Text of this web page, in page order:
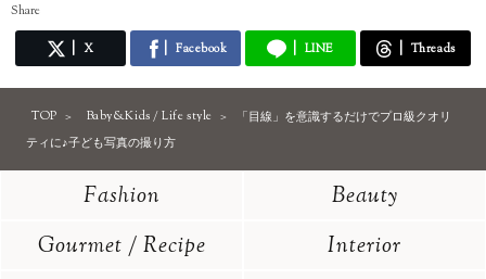
Share
X Facebook LINE Threads
TOP Baby&Kids / Life style
「目線」を意識するだけでプロ級クオリ
ティに♪子ども写真の撮り方
Fashion
Beauty
Gourmet / Recipe
Interior